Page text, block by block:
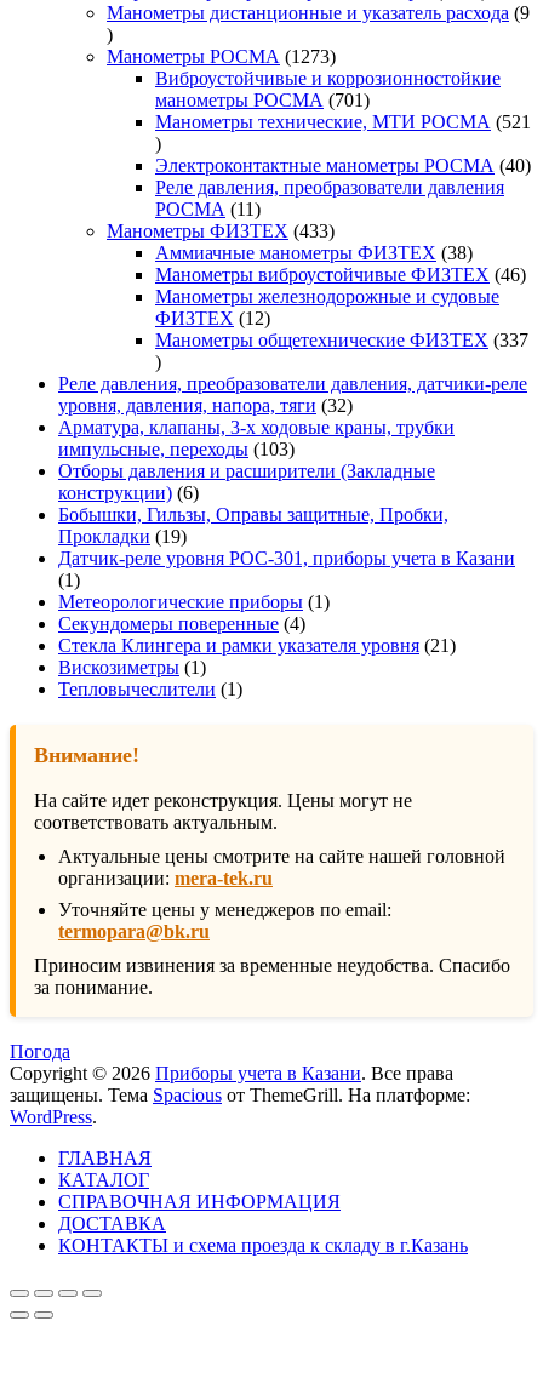
товара
Манометры дистанционные и указатель расхода 9
9
товаров
Манометры РОСМА 12731273
товара
Виброустойчивые и коррозионностойкие
манометры РОСМА
701701
товар
Манометры технические, МТИ РОСМА
521
521
товар
Электроконтактные манометры РОСМА 4040
Реле давления, преобразователи давления
РОСМА
1111
товаров
Манометры ФИЗТЕХ 433433
товара
Аммиачные манометры ФИЗТЕХ 3838
товаров
Манометры виброустойчивые ФИЗТЕХ 4646
Манометры железнодорожные и судовые
ФИЗТЕХ
1212
товаров
Манометры общетехнические ФИЗТЕХ 337
337
товаров
Реле давления, преобразователи давления, датчики-реле
уровня, давления, напора, тяги 3232
товара
Арматура, клапаны, 3-х ходовые краны, трубки
импульсные, переходы 103103
товара
Отборы давления и расширители (Закладные
конструкции) 66
товаров
Бобышки, Гильзы, Оправы защитные, Пробки,
Прокладки
1919
товаров
Датчик-реле уровня РОС-301, приборы учета в Казани
11
товар
Метеорологические приборы 11
Секундомеры поверенные 44
товара
Стекла Клингера и рамки указателя уровня 2121
Вискозиметры 11
товар
Тепловычеслители 11
Внимание!
На сайте идет реконструкция. Цены могут не
соответствовать актуальным.
Актуальные цены смотрите на сайте нашей головной
организации: mera-tek.ru
Уточняйте цены у менеджеров по email:
termopara@bk.ru
Приносим извинения за временные неудобства. Спасибо
за понимание.
Погода
Copyright © 2026 Приборы учета в Казани. Все права
защищены. Тема Spacious от ThemeGrill. На платформе:
WordPress.
ГЛАВНАЯ
КАТАЛОГ
СПРАВОЧНАЯ ИНФОРМАЦИЯ
ДОСТАВКА
КОНТАКТЫ и схема проезда к складу в г.Казань